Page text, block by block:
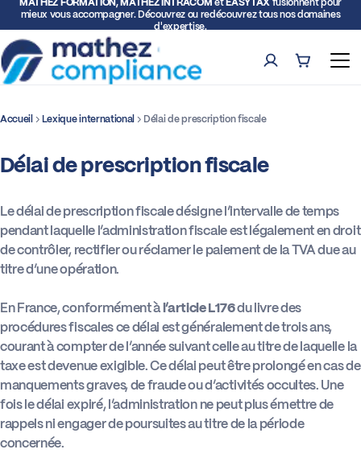
mieux vous accompagner. Découvrez ou redécouvrez tous nos domaines
d'expertise.
ComptePanier (0)
Formations
Expertise TVA et Douane
Facturation électronique
Représentation fiscale
Déclarations intracommunautaires
Actus
Boîte à outils
Accueil Lexique international Délai de prescription fiscale
Délai de prescription fiscale
Le délai de prescription fiscale désigne l’intervalle de temps
pendant laquelle l’administration fiscale est légalement en droit
de contrôler, rectifier ou réclamer le paiement de la TVA due au
titre d’une opération.
En France, conformément àl’article L176du livre des
procédures fiscales ce délai est généralement de trois ans,
courant à compter de l’année suivant celle au titre de laquelle la
taxe est devenue exigible. Ce délai peut être prolongé en cas de
manquements graves, de fraude ou d’activités occultes. Une
fois le délai expiré, l’administration ne peut plus émettre de
rappels ni engager de poursuites au titre de la période
concernée.